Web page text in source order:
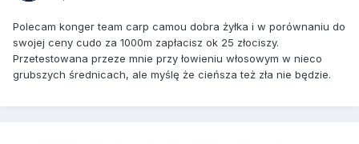
Polecam konger team carp camou dobra żyłka i w porównaniu do
swojej ceny cudo za 1000m zapłacisz ok 25 złociszy.
Przetestowana przeze mnie przy łowieniu włosowym w nieco
grubszych średnicach, ale myślę że cieńsza też zła nie będzie.